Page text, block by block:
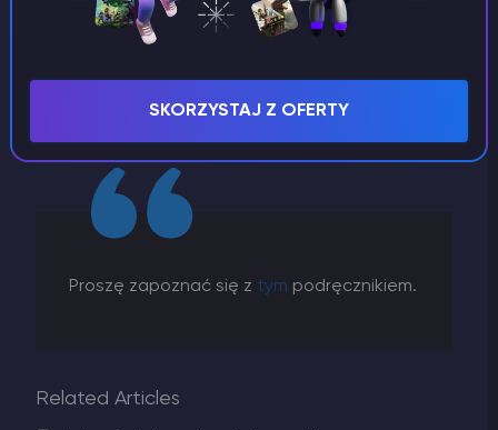
Po ponownym uruchomieniu serwera i zakończeniu
pracy instalatora, możesz rozpocząć instalację
modów!
Instalacja modów Forge
Proszę zapoznać się z tym podręcznikiem.
Related Articles
SKORZYSTAJ Z OFERTY